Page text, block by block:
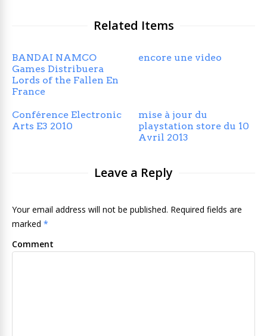
Related Items
BANDAI NAMCO
Games Distribuera
Lords of the Fallen En
France
encore une video
Conférence Electronic
Arts E3 2010
mise à jour du
playstation store du 10
Avril 2013
Leave a Reply
Your email address will not be published. Required fields are
marked *
Comment